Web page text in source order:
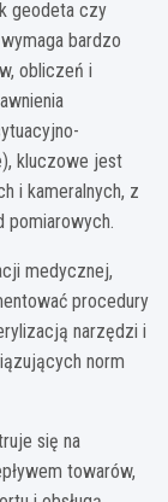
geodeta czy
bardzo
obliczeń i
kluczowe jest
i kameralnych, z
pomiarowych.
medycznej,
procedury
narzędzi i
norm
się na
towarów,